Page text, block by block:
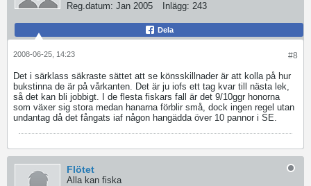
Reg.datum: Jan 2005 Inlägg: 243
Dela
#8
2008-06-25, 14:23
Det i särklass säkraste sättet att se könsskillnader är att kolla på hur
bukstinna de är på vårkanten. Det är ju iofs ett tag kvar till nästa lek,
så det kan bli jobbigt. I de flesta fiskars fall är det 9/10ggr honorna
som växer sig stora medan hanarna förblir små, dock ingen regel utan
undantag då det fångats iaf någon hangädda över 10 pannor i SE.
Flötet
Alla kan fiska